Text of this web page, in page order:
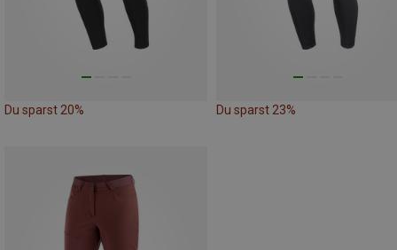
Du sparst 20% Du sparst 23%